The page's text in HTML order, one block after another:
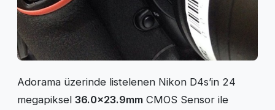
Adorama üzerinde listelenen Nikon D4s’in 24
megapiksel 36.0×23.9mm CMOS Sensor ile